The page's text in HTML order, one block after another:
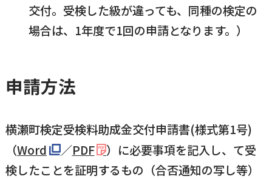
交付。受検した級が違っても、同種の検定の
場合は、1年度で1回の申請となります。）
申請方法
横瀬町検定受検料助成金交付申請書(様式第1号)
（Word ／PDF
）に必要事項を記入し、て受
検したことを証明するもの（合否通知の写し等）